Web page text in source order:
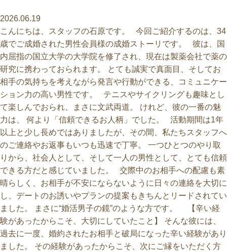
2026.06.19
こんにちは、スタッフの石原です。 今回ご紹介するのは、34
歳でご成婚された男性会員様の成婚ストーリです。 彼は、国
内屈指の国立大学の大学院を修了され、現在は製薬会社で薬の
研究に携わっておられます。 とても誠実で真面目、そしてお
相手の気持ちを考えながら発言や行動ができる、コミュニケー
ション力の高い男性です。 テニスやサイクリングも趣味とし
て楽しんでおられ、まさに文武両道。 けれど、彼の一番の魅
力は、 何より「信頼できるお人柄」でした。 活動期間は1年
以上と少し長めではありましたが、その間、私たちスタッフへ
のご連絡やお返事もいつも迅速で丁寧。 一つひとつのやり取
りから、社会人として、そして一人の男性として、とても信頼
できる方だと感じていました。 交際中のお相手への配慮も素
晴らしく、お相手が不安にならないように日々の連絡を大切に
し、デートのお誘いやプランの提案もきちんとリードされてい
ました。 まさに“婚活男子の鏡”のような方です。 【辛い経
験があったからこそ、大切にしていたこと】 そんな彼には、
過去に一度、婚約されたお相手と破局になった辛い経験があり
ました。 その経験があったからこそ、次にご縁をいただく方